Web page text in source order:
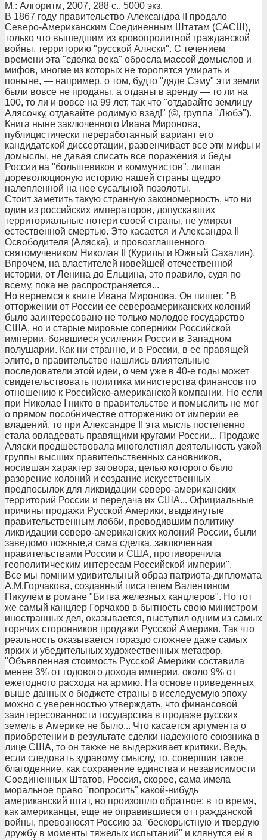
М.: Алгоритм, 2007, 288 с., 5000 экз.
В 1867 году правительство Александра II продало
Северо-Американским Соединенным Штатам (САСШ),
только что вышедшим из кровопролитной гражданской
войны, территорию "русской Аляски". С течением
времени эта "сделка века" обросла массой домыслов и
мифов, многие из которых не торопятся умирать и
поныне, — например, о том, будто "дяде Сэму" эти земли
были вовсе не проданы, а отданы в аренду — то ли на
100, то ли и вовсе на 99 лет, так что "отдавайте землицу
Алясочку, отдавайте родимую взад!" (©, группа "Любэ").
Книга ныне заключенного Ивана Миронова,
публицистически переработанный вариант его
кандидатской диссертации, развенчивает все эти мифы и
домыслы, не давая списать все поражения и беды
России на "большевиков и коммунистов", лишая
дореволюционую историю нашей страны щедро
налепленной на нее сусальной позолоты.
Стоит заметить такую странную закономерность, что ни
один из российских императоров, допускавших
территориальные потери своей страны, не умирал
естественной смертью. Это касается и Александра II
Освободителя (Аляска), и провозглашенного
святомучеником Николая II (Курилы и Южный Сахалин).
Впрочем, на властителей новейшей отечественной
истории, от Ленина до Ельцина, это правило, судя по
всему, пока не распространяется...
Но вернемся к книге Ивана Миронова. Он пишет: "В
отторжении от России ее североамериканских колоний
было заинтересовано не только молодое государство
США, но и старые мировые соперники Российской
империи, боявшиеся усиления России в Западном
полушарии. Как ни странно, и в России, в ее правящей
элите, в правительстве нашлись влиятельные
последователи этой идеи, о чем уже в 40-е годы может
свидетельствовать политика министерства финансов по
отношению к Российско-американской компании. Но если
при Николае I никто в правительстве и помыслить не мог
о прямом пособничестве отторжению от империи ее
владений, то при Александре II эта мысль постепенно
стала овладевать правящими кругами России... Продаже
Аляски предшествовала многолетняя деятельность узкой
группы высших правительственных сановников,
носившая характер заговора, целью которого было
разорение колоний и создание искусственных
предпосылок для ликвидации северо-американских
территорий России и передача их США... Официальные
причины продажи Русской Америки, выдвинутые
правительственным лобби, проводившим политику
ликвидации северо-американских колоний России, были
заведомо ложные,а сама сделка, заключенная
правительствами России и США, противоречила
геополитическим интересам Российской империи".
Все мы помним удивительный образ патриота-дипломата
А.М.Горчакова, созданный писателем Валентином
Пикулем в романе "Битва железных канцлеров". Но тот
же самый канцлер Горчаков в бытность свою министром
иностранных дел, оказывается, выступил одним из самых
горячих сторонников продажи Русской Америки. Так что
реальность оказывается гораздо сложнее даже самых
ярких и убедительных художественных метафор.
"Объявленная стоимость Русской Америки составила
менее 3% от годового дохода империи, около 9% от
ежегодного расхода на армию. На основе приведенных
выше данных о бюджете страны в исследуемую эпоху
можно с уверенностью утверждать, что финансовой
заинтересованности государства в продаже русских
земель в Америке не было... Что касается аргумента о
приобретении в результате сделки надежного союзника в
лице США, то он также не выдерживает критики. Ведь,
если следовать здравому смыслу, то, совершив такое
благодеяние, как сохранение единства и независимости
Соединенных Штатов, Россия, скорее, сама имела
моральное право "попросить" какой-нибудь
американский штат, но произошло обратное: в то время,
как американцы, еще не оправившиеся от гражданской
войны, превозносят Россию за "бескорыстную и твердую
дружбу в моменты тяжелых испытаний" и клянутся ей в